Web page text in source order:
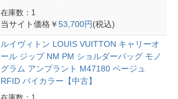
在庫数：1
当サイト価格￥53,700円(税込)
ルイヴィトン LOUIS VUITTON キャリーオ
ール ジップ NM PM ショルダーバッグ モノ
グラム アンプラント M47180 ベージュ
RFID バイカラー【中古】